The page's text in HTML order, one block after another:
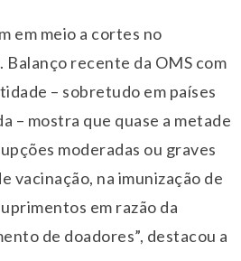
em meio a cortes no
recente da OMS com
– sobretudo em países
– mostra que quase a metade
moderadas ou graves
vacinação, na imunização de
em razão da
de doadores”, destacou a